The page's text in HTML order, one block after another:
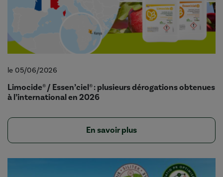
le 05/06/2026
Limocide® / Essen’ciel® : plusieurs dérogations obtenues
à l’international en 2026
En savoir plus